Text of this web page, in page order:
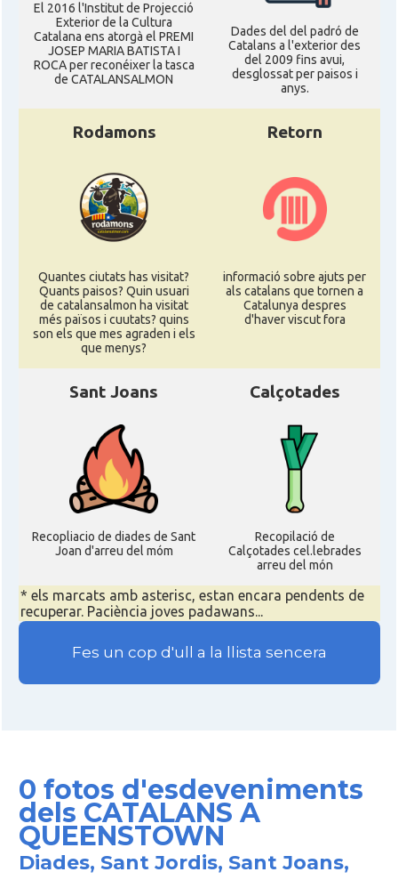
El 2016 l'Institut de Projecció
Exterior de la Cultura
Catalana ens atorgà el PREMI
JOSEP MARIA BATISTA I
ROCA per reconéixer la tasca
de CATALANSALMON
Dades del del padró de
Catalans a l'exterior des
del 2009 fins avui,
desglossat per paisos i
anys.
Rodamons
Quantes ciutats has visitat?
Quants paisos? Quin usuari
de catalansalmon ha visitat
més països i cuutats? quins
son els que mes agraden i els
que menys?
Retorn
informació sobre ajuts per
als catalans que tornen a
Catalunya despres
d'haver viscut fora
Sant Joans
Recopliacio de diades de Sant
Joan d'arreu del móm
Calçotades
Recopilació de
Calçotades cel.lebrades
arreu del món
* els marcats amb asterisc, estan encara pendents de
recuperar. Paciència joves padawans...
Fes un cop d'ull a la llista sencera
0 fotos d'esdeveniments
dels CATALANS A
QUEENSTOWN
Diades, Sant Jordis, Sant Joans,